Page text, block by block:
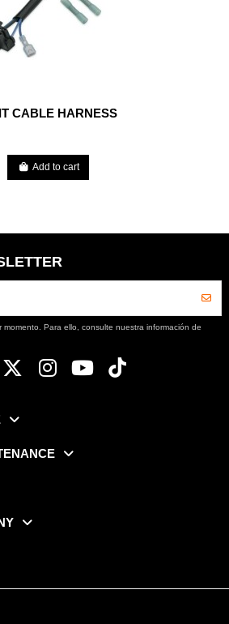
CABLE HARNESS
Add to cart
Para ello, consulte nuestra información de